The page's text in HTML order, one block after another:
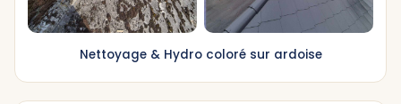
Nettoyage & Hydro coloré sur ardoise